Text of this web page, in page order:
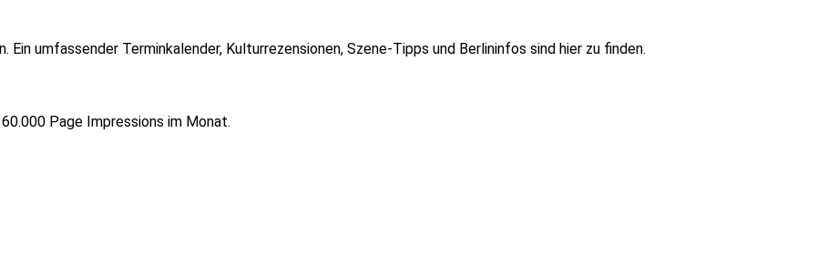
Ein umfassender Terminkalender, Kulturrezensionen, Szene-Tipps und Berlininfos sind hier zu finden.
Page Impressions im Monat.